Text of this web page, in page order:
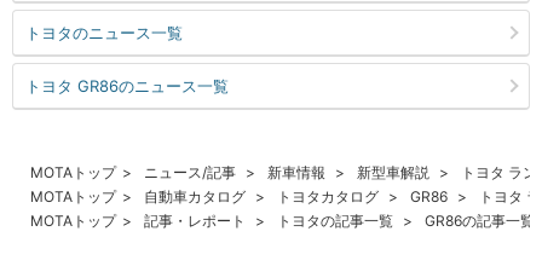
トヨタのニュース一覧
トヨタ GR86のニュース一覧
MOTAトップ ニュース/記事 新車情報 新型車解説
トヨタ ラ
MOTAトップ
自動車カタログ トヨタカタログ GR86
トヨタ
MOTAトップ
記事・レポート トヨタの記事一覧 GR86の記事一覧